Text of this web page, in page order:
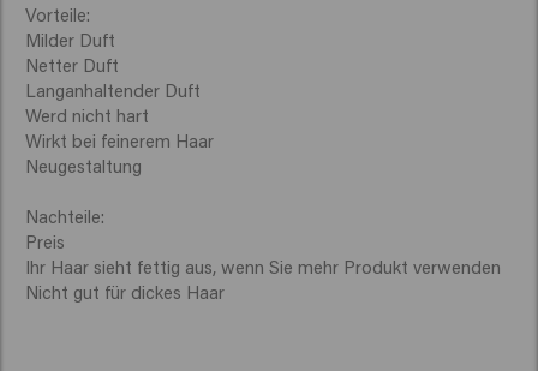
Vorteile:
Milder Duft
Netter Duft
Langanhaltender Duft
Werd nicht hart
Wirkt bei feinerem Haar
Neugestaltung
Nachteile:
Preis
Ihr Haar sieht fettig aus, wenn Sie mehr Produkt verwenden
Nicht gut für dickes Haar